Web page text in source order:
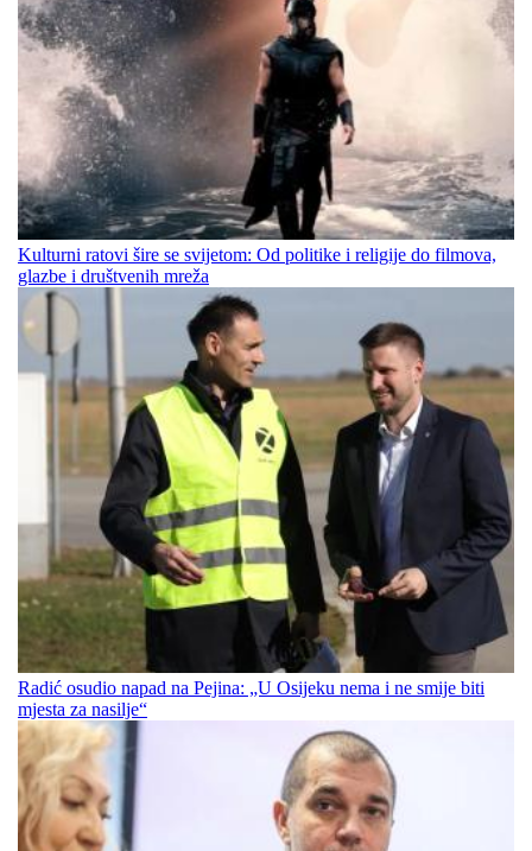
Kulturni ratovi šire se svijetom: Od politike i religije do filmova,
glazbe i društvenih mreža
Radić osudio napad na Pejina: „U Osijeku nema i ne smije biti
mjesta za nasilje“